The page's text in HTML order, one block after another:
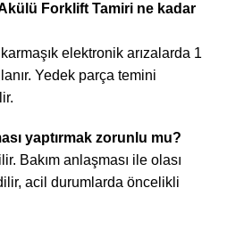
Forklift Tamiri ne kadar
elektronik arızalarda 1
Yedek parça temini
yaptırmak zorunlu mu?
Bakım anlaşması ile olası
acil durumlarda öncelikli